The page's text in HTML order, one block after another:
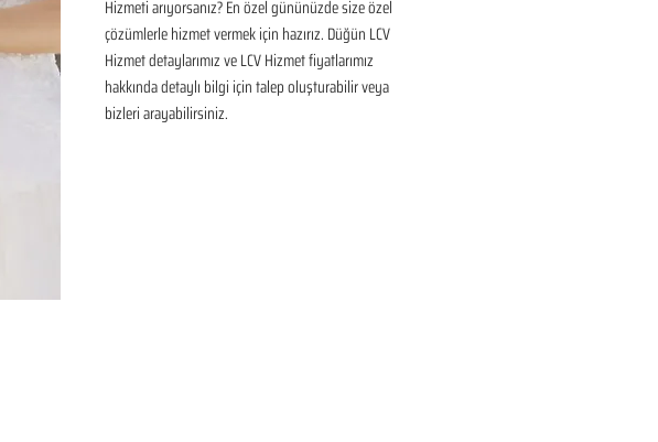
Hizmeti arıyorsanız? En özel gününüzde size özel
çözümlerle hizmet vermek için hazırız. Düğün LCV
Hizmet detaylarımız ve LCV Hizmet fiyatlarımız
hakkında detaylı bilgi için talep oluşturabilir veya
bizleri arayabilirsiniz.